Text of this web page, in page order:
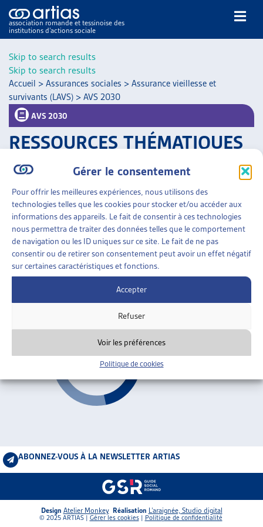
Skip to search results
Gérer le consentement
Pour offrir les meilleures expériences, nous utilisons des
technologies telles que les cookies pour stocker et/ou accéder aux
informations des appareils. Le fait de consentir à ces technologies
nous permettra de traiter des données telles que le comportement
de navigation ou les ID uniques sur ce site. Le fait de ne pas
consentir ou de retirer son consentement peut avoir un effet négatif
sur certaines caractéristiques et fonctions.
Accepter
Refuser
Voir les préférences
Politique de cookies
Skip to search results
association romande et tessinoise des
institutions d’actions sociale
NOS PUBLICATIONS
DOSSIERS DU MOIS
VEILLE
RESSOURCES
THÉMATIQUES
GUIDE SOCIAL ROMAND
AUTRES
ARTIAS
PROJETS ET ACTIVITÉS
Accueil > Assurances sociales > Assurance vieillesse et
survivants (LAVS) > AVS 2030
AVS 2030
RESSOURCES THÉMATIQUES
ASSURANCES SOCIALES»ASSURANCE VIEILLESSE
ET SURVIVANTS (LAVS)»AVS 2030
AVS 2030
OFAS, page thématique;communiqué de presse, mai
AVS 2030
Filtrer
Trier
ABONNEZ-VOUS À LA NEWSLETTER ARTIAS
Design Atelier Monkey Réalisation L’araignée, Studio digital
© 2025 ARTIAS | Gérer les cookies| Politique de confidentialité